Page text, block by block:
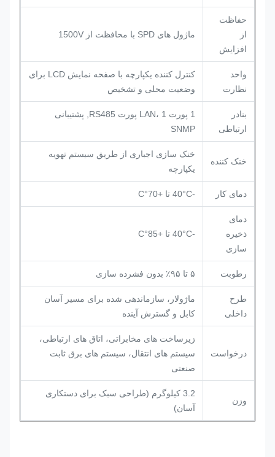
حفاظت
از
افزایش
ماژول های SPD با محافظت از 1500V
واحد
نظارت
کنترل کننده یکپارچه با صفحه نمایش LCD برای
وضعیت محلی و تشخیص
بنادر
ارتباطی
1 پورت LAN، 1 پورت RS485, پشتیبانی
SNMP
خنک کننده
خنک سازی اجباری از طریق سیستم تهویه
یکپارچه
دمای کار -40°C تا +70°C
دمای
ذخیره
سازی
-40°C تا +85°C
رطوبت ۵ تا ۹۵٪ بدون فشرده سازی
طرح
داخلی
ماژولار، سازماندهی شده برای مسیر آسان
کابل و گسترش آینده
درخواست
زیرساخت های مخابراتی، اتاق های ارتباطی،
سیستم های انتقال، سیستم های برق ثابت
صنعتی
وزن
3.2 کیلوگرم (طراحی سبک برای دستکاری
آسان)